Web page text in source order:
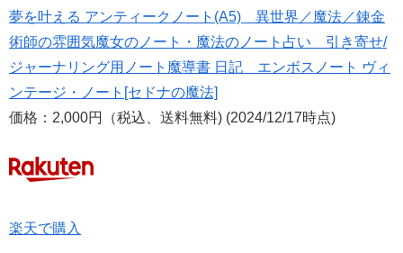
夢を叶える アンティークノート(A5) 異世界／魔法／錬金
術師の雰囲気魔女のノート・魔法のノート占い 引き寄せ/
ジャーナリング用ノート魔導書 日記 エンボスノート ヴィ
ンテージ・ノート[セドナの魔法]
価格：2,000円（税込、送料無料) (2024/12/17時点)
楽天で購入